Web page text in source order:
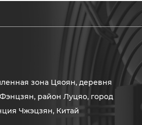
зона Цяоян, деревня
район Луцяо, город
Чжэцзян, Китай